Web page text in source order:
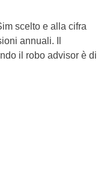
scelto e alla cifra
annuali. Il
il robo advisor è di